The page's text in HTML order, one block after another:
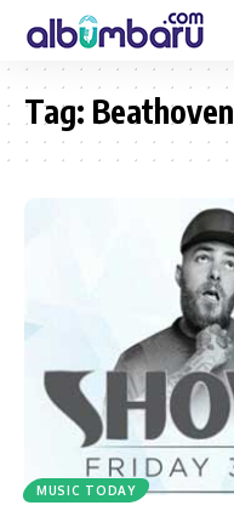
Tag: Beathoven
MUSIC TODAY